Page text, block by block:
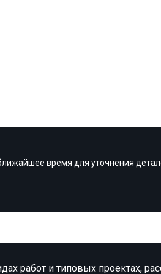
время для уточнения
работ и типовых проектах,